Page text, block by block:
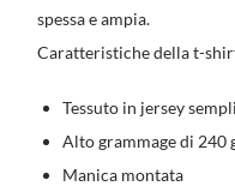
spessa e ampia.
Caratteristiche della t-
Tessuto in jersey
Alto grammage di 240
Manica montata